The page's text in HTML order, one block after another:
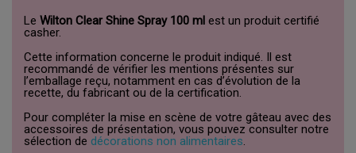
Le Wilton Clear Shine Spray 100 ml est un produit certifié
casher.
Cette information concerne le produit indiqué. Il est
recommandé de vérifier les mentions présentes sur
l’emballage reçu, notamment en cas d’évolution de la
recette, du fabricant ou de la certification.
Pour compléter la mise en scène de votre gâteau avec des
accessoires de présentation, vous pouvez consulter notre
sélection de décorations non alimentaires.